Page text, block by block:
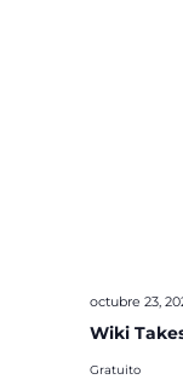
Wiki
octubre 23,
Gratuito